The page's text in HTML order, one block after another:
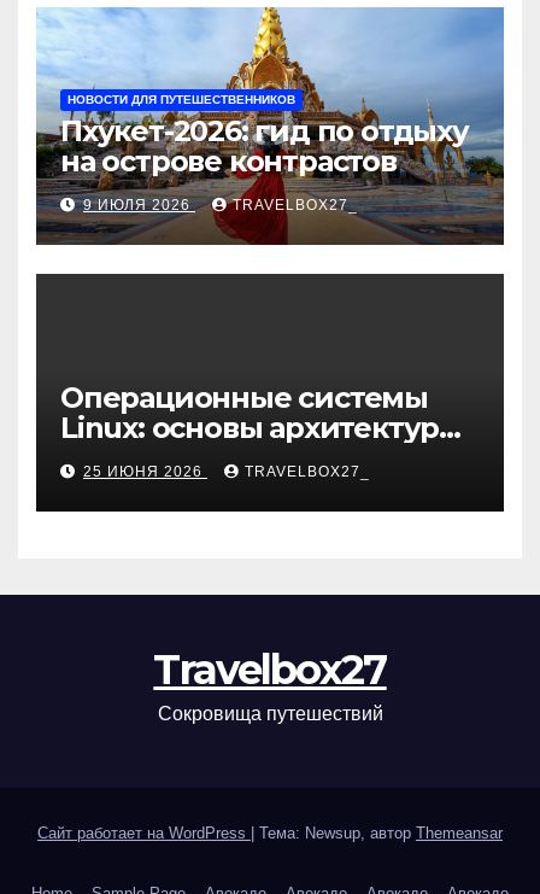
НОВОСТИ ДЛЯ ПУТЕШЕСТВЕННИКОВ
Пхукет-2026: гид по отдыху
на острове контрастов
9 ИЮЛЯ 2026 TRAVELBOX27_
Операционные системы
Linux: основы архитектуры,
компоненты и области
применения
25 ИЮНЯ 2026 TRAVELBOX27_
Travelbox27
Сокровища путешествий
Сайт работает на WordPress Тема: Newsup, автор Themeansar